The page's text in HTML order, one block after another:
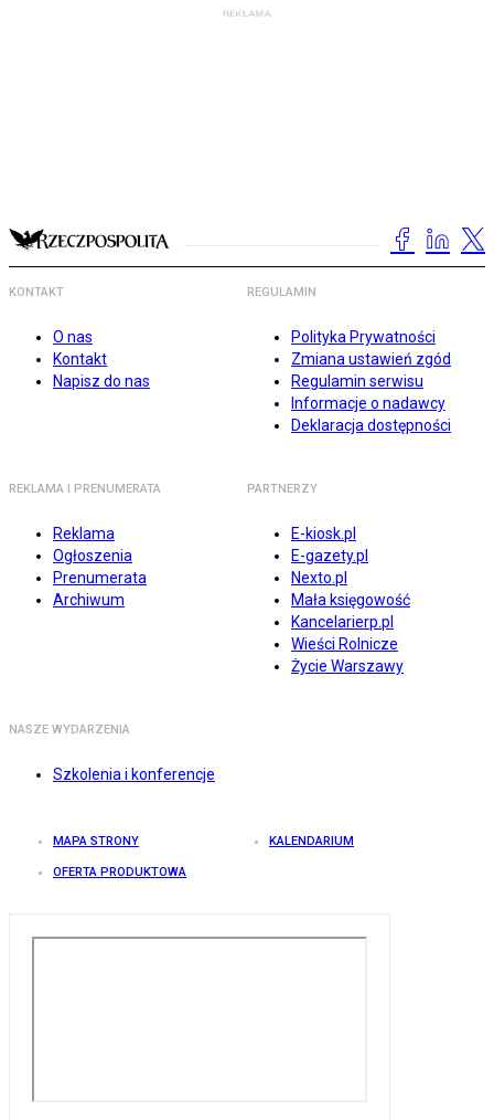
KONTAKT
O nas
Kontakt
Napisz do nas
REGULAMIN
Polityka Prywatności
Zmiana ustawień zgód
Regulamin serwisu
Informacje o nadawcy
Deklaracja dostępności
REKLAMA I PRENUMERATA
Reklama
Ogłoszenia
Prenumerata
Archiwum
PARTNERZY
E-kiosk.pl
E-gazety.pl
Nexto.pl
Mała księgowość
Kancelarierp.pl
Wieści Rolnicze
Życie Warszawy
NASZE WYDARZENIA
Szkolenia i konferencje
MAPA STRONY KALENDARIUM
OFERTA PRODUKTOWA